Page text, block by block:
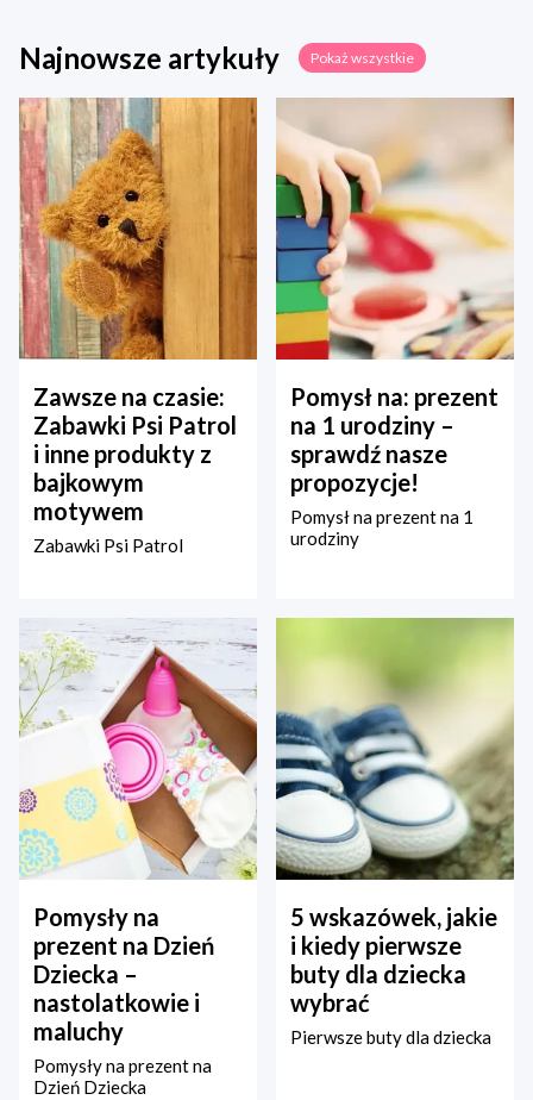
Najnowsze artykuły Pokaż wszystkie
Zawsze na czasie:
Zabawki Psi Patrol
i inne produkty z
bajkowym
motywem
Zabawki Psi Patrol
Pomysł na: prezent
na 1 urodziny –
sprawdź nasze
propozycje!
Pomysł na prezent na 1
urodziny
Pomysły na
prezent na Dzień
Dziecka –
nastolatkowie i
maluchy
Pomysły na prezent na
Dzień Dziecka
5 wskazówek, jakie
i kiedy pierwsze
buty dla dziecka
wybrać
Pierwsze buty dla dziecka